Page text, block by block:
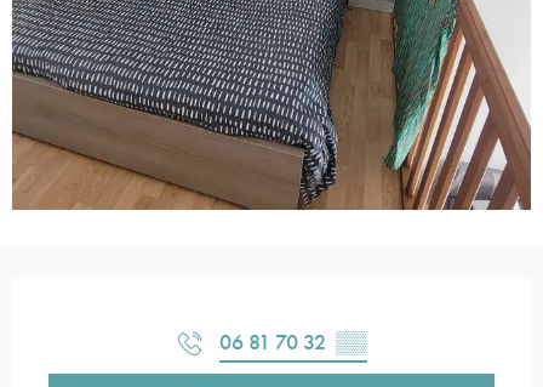
06 81 70 32 ▒▒